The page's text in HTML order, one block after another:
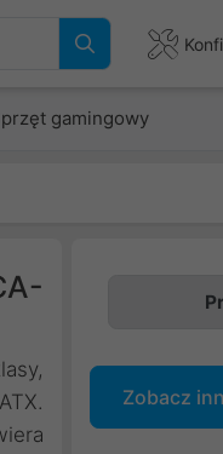
gamingowy
Zobacz